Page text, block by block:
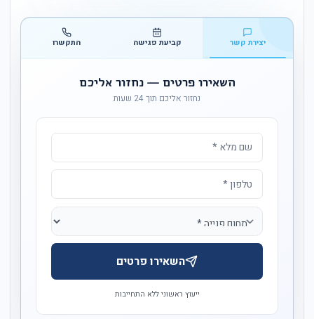
יצירת קשר קביעת פגישה התקשרו
השאירו פרטים — נחזור אליכם
נחזור אליכם תוך 24 שעות
השאירו פרטים
ייעוץ ראשוני ללא התחייבות